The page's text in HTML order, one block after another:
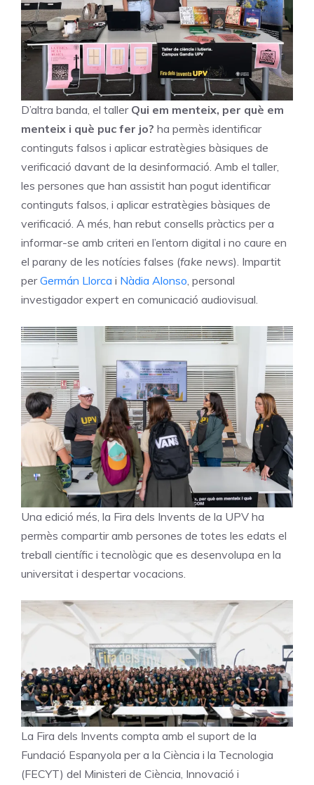
D’altra banda, el taller Qui em menteix, per què em
menteix i què puc fer jo? ha permès identificar
continguts falsos i aplicar estratègies bàsiques de
verificació davant de la desinformació. Amb el taller,
les persones que han assistit han pogut identificar
continguts falsos, i aplicar estratègies bàsiques de
verificació. A més, han rebut consells pràctics per a
informar-se amb criteri en l’entorn digital i no caure en
el parany de les notícies falses (fake news). Impartit
perGermán Llorca i Nàdia Alonso , personal
investigador expert en comunicació audiovisual.
Una edició més, la Fira dels Invents de la UPV ha
permès compartir amb persones de totes les edats el
treball científic i tecnològic que es desenvolupa en la
universitat i despertar vocacions.
La Fira dels Invents compta amb el suport de la
Fundació Espanyola per a la Ciència i la Tecnologia
(FECYT) del Ministeri de Ciència, Innovació i